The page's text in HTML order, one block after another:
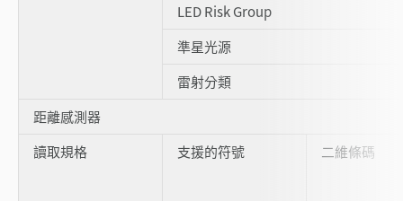
LED Risk Group
準星光源
雷射分類
距離感測器
讀取規格
支援的符號 二維條碼